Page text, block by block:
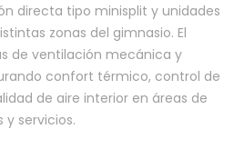
directa tipo minisplit y unidades
zonas del gimnasio. El
de ventilación mecánica y
confort térmico, control de
de aire interior en áreas de
servicios.